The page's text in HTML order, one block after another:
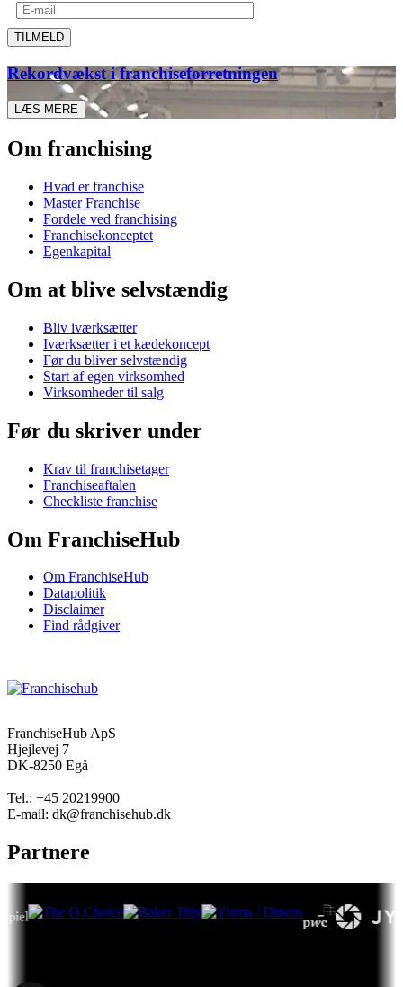
TILMELD
Rekordvækst i franchiseforretningen
LÆS MERE
Om franchising
Hvad er franchise
Master Franchise
Fordele ved franchising
Franchisekonceptet
Egenkapital
Om at blive selvstændig
Bliv iværksætter
Iværksætter i et kædekoncept
Før du bliver selvstændig
Start af egen virksomhed
Virksomheder til salg
Før du skriver under
Krav til franchisetager
Franchiseaftalen
Checkliste franchise
Om FranchiseHub
Om FranchiseHub
Datapolitik
Disclaimer
Find rådgiver
FranchiseHub ApS
Hjejlevej 7
DK-8250 Egå
Tel.: +45 20219900
E-mail: dk@franchisehub.dk
Partnere